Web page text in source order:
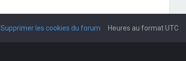
Heures au formatUTC
Supprimer les cookies du forum